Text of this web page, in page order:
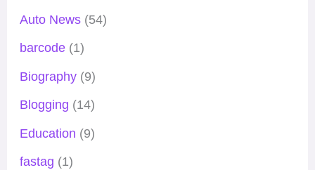
Auto News(54)
barcode(1)
Biography(9)
Blogging (14)
Education (9)
fastag (1)